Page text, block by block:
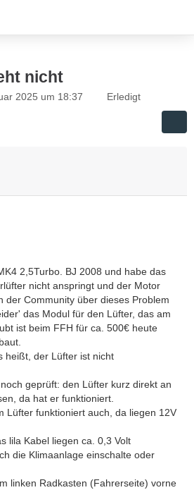
nicht
2025 um 18:37 Erledigt
2,5Turbo. BJ 2008 und habe das
nicht anspringt und der Motor
der Community über dieses Problem
das Modul für den Lüfter, das am
ist beim FFH für ca. 500€ heute
heißt, der Lüfter ist nicht
geprüft: den Lüfter kurz direkt an
da hat er funktioniert.
Lüfter funktioniert auch, da liegen 12V
lila Kabel liegen ca. 0,3 Volt
die Klimaanlage einschalte oder
linken Radkasten (Fahrerseite) vorne